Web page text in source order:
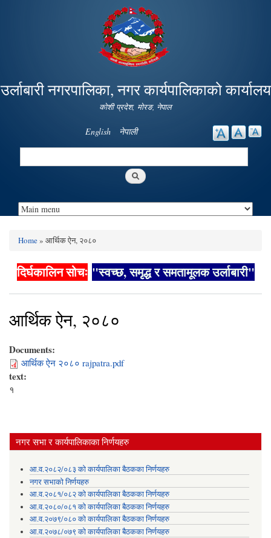
Skip to
main
content
उर्लाबारी नगरपालिका, नगर कार्यपालिकाको कार्यालय
कोशी प्रदेश, माेरङ, नेपाल
English नेपाली
Search
You are here
Home» आर्थिक ऐन, २०८०
दिर्घकालिन सोचः "स्वच्छ, समृद्ध र समतामूलक उर्लाबारी"
आर्थिक ऐन, २०८०
Documents:
आर्थिक ऐन २०८० rajpatra.pdf
text:
१
नगर सभा र कार्यपालिकाका निर्णयहरु
आ.व.२०८२/०८३ को कार्यपालिका बैठकका निर्णयहरु
नगर सभाको निर्णयहरु
आ.व.२०८१/०८२ को कार्यपालिका बैठकका निर्णयहरु
आ.व.२०८०/०८१ को कार्यपालिका बैठकका निर्णयहरु
आ.व.२०७९/०८० को कार्यपालिका बैठकका निर्णयहरु
आ.व.२०७८/०७९ को कार्यपालिका बैठकका निर्णयहरु